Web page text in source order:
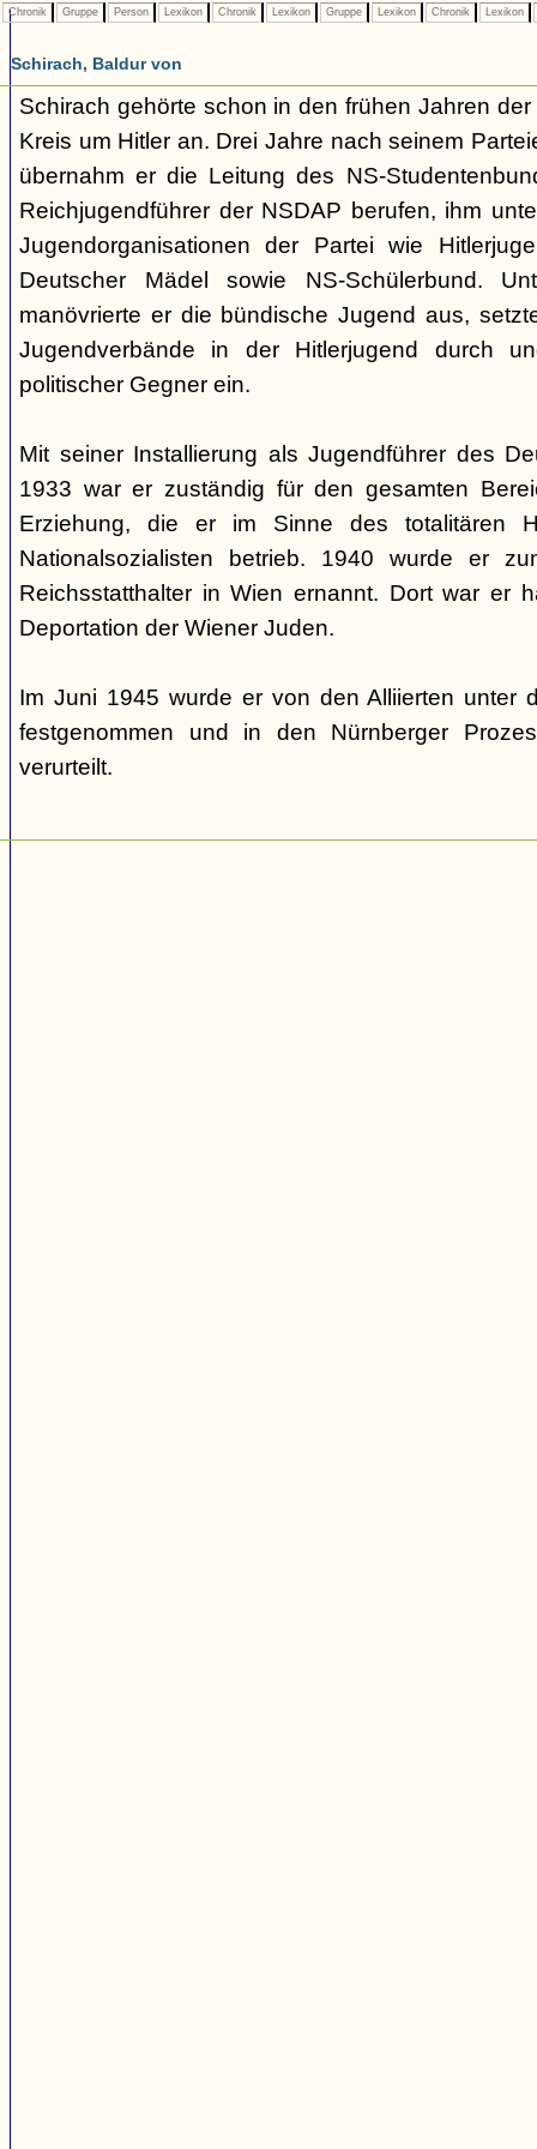
Chronik Gruppe Person Lexikon Chronik Lexikon Gruppe Lexikon Chronik Lexikon
Schirach, Baldur von
Schirach gehörte schon in den frühen Jahren
Kreis um Hitler an. Drei Jahre nach seinem
übernahm er die Leitung des NS-
Reichjugendführer der NSDAP berufen, ihm
Jugendorganisationen der Partei wie
Deutscher Mädel sowie NS-Schülerbund.
manövrierte er die bündische Jugend aus,
Jugendverbände in der Hitlerjugend durch
politischer Gegner ein.
Mit seiner Installierung als Jugendführer des
1933 war er zuständig für den gesamten
Erziehung, die er im Sinne des totalitären
Nationalsozialisten betrieb. 1940 wurde er
Reichsstatthalter in Wien ernannt. Dort war er
Deportation der Wiener Juden.
Im Juni 1945 wurde er von den Alliierten unter
festgenommen und in den Nürnberger
verurteilt.